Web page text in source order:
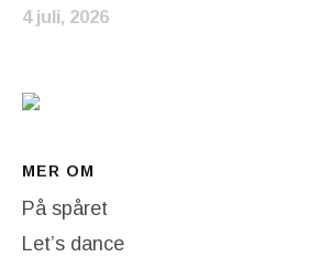
4 juli, 2026
MER OM
På spåret
Let’s dance